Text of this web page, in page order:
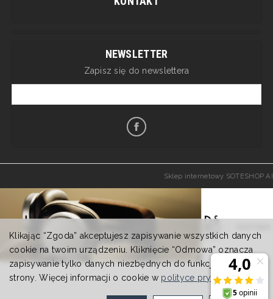
NEWSLETTER
Zapisz się do newslettera
Sklep internetowy SOTESHOP AI
Klikając “Zgoda” akceptujesz zapisywanie wszystkich danych
cookie na twoim urządzeniu. Kliknięcie “Odmowa” oznacza
zapisywanie tylko danych niezbędnych do funkcjonowania
strony. Więcej informacji o cookie w polityce prywatności.